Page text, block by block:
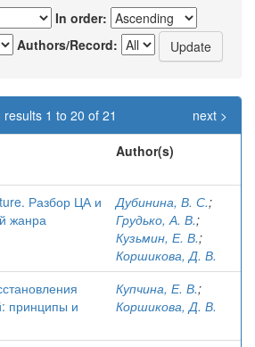
In order:
Authors/Record:
results 1 to 20 of 21
next >
Author(s)
Разбор ЦА и
жанра
Дубинина, В. С.;
Грудько, А. В.;
Кузьмин, Е. В.;
Коршикова, Д. В.
принципы и
Купчина, Е. В.;
Коршикова, Д. В.